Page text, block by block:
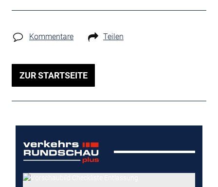
Kommentare Teilen
ZUR STARTSEITE